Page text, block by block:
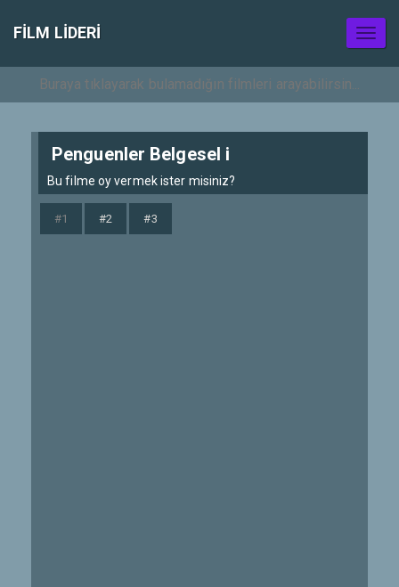
FILM LIDERI
Penguenler Belgesel i
Bu filme oy vermek ister misiniz?
#1 #2 #3